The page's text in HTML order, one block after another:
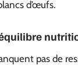
d’œufs.
pas de